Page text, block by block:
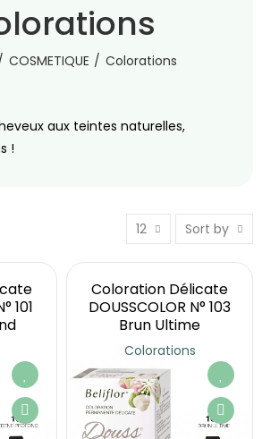
COSMETIQUE Colorations
aux teintes naturelles,
!
12 Sort by
101
Coloration Délicate
DOUSSCOLOR N° 103
Brun Ultime
Colorations